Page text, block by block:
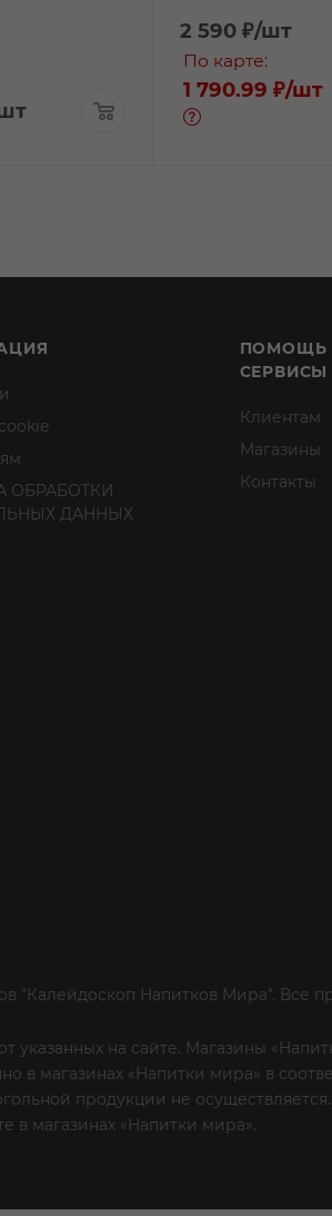
2 590 ₽/шт
По карте:
1 790.99 ₽/шт
ОБРАБОТКИ
ДАННЫХ
ПОМОЩЬ
СЕРВИСЫ
Клиентам
Магазины
Контакты
"Калейдоскоп Напитков Мира". Все
указанных на сайте. Магазины
в магазинах «Напитки мира» в
продукции не
в магазинах «Напитки мира».